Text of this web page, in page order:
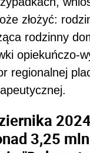
złożyć:
rodzinny
opiekuńczo-
regionalnej
3,25